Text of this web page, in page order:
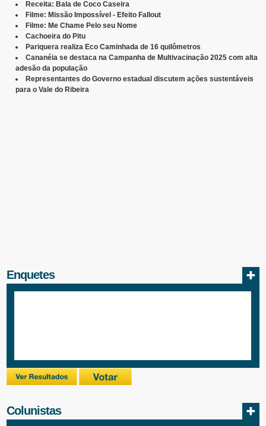
Receita: Bala de Coco Caseira
Filme: Missão Impossível - Efeito Fallout
Filme: Me Chame Pelo seu Nome
Cachoeira do Pitu
Pariquera realiza Eco Caminhada de 16 quilômetros
Cananéia se destaca na Campanha de Multivacinação 2025 com alta
adesão da população
Representantes do Governo estadual discutem ações sustentáveis
para o Vale do Ribeira
Enquetes
Colunistas